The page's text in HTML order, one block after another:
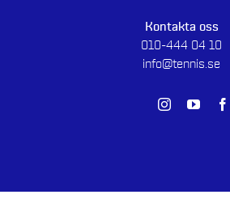
Kontakta oss
010-444 04 10
info@tennis.se